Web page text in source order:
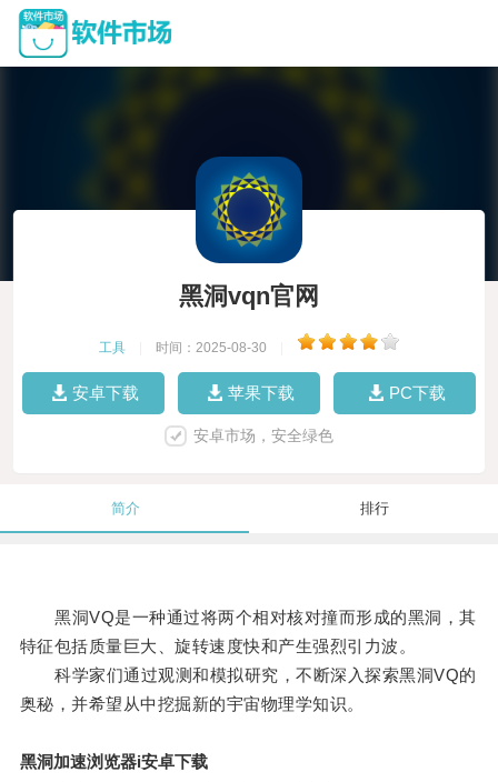
黑洞vqn官网
工具 时间：2025-08-30
安卓下载 苹果下载 PC下载
安卓市场，安全绿色
简介 排行
黑洞VQ是一种通过将两个相对核对撞而形成的黑洞，其
特征包括质量巨大、旋转速度快和产生强烈引力波。
科学家们通过观测和模拟研究，不断深入探索黑洞VQ的
奥秘，并希望从中挖掘新的宇宙物理学知识。
黑洞加速浏览器i安卓下载